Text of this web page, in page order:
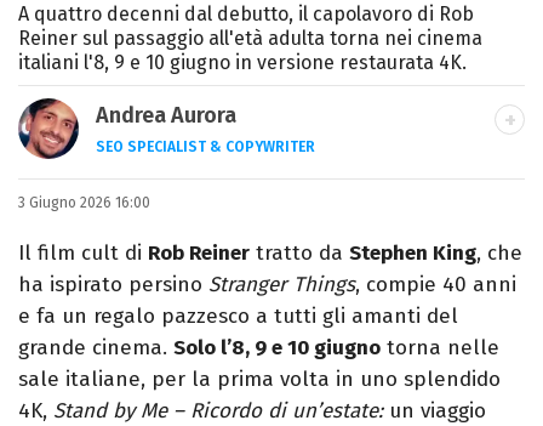
A quattro decenni dal debutto, il capolavoro di Rob
Reiner sul passaggio all'età adulta torna nei cinema
italiani l'8, 9 e 10 giugno in versione restaurata 4K.
Andrea Aurora
SEO SPECIALIST & COPYWRITER
LINKEDIN
INSTAGRAM
SEO Specialist appassionato di cinema,
tecnologia, collezionismo e cultura Pop.
Amo unire analisi e creatività per
raccontare storie digitali uniche.
3 Giugno 2026 16:00
Il film cult di Rob Reiner tratto da Stephen King, che
ha ispirato persino Stranger Things, compie 40 anni
e fa un regalo pazzesco a tutti gli amanti del
grande cinema. Solo l’8, 9 e 10 giugno torna nelle
sale italiane, per la prima volta in uno splendido
4K, Stand by Me – Ricordo di un’estate:un viaggio